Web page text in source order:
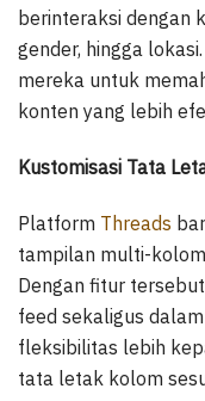
berinteraksi dengan
gender, hingga
mereka untuk
konten yang lebih
Kustomisasi Tata
Platform Threads
tampilan multi-
Dengan fitur
feed sekaligus
fleksibilitas lebih
tata letak kolom